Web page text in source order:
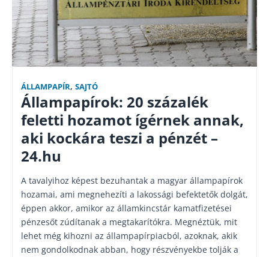
ÁLLAMPAPÍR, SAJTÓ
Állampapírok: 20 százalék
feletti hozamot ígérnek annak,
aki kockára teszi a pénzét –
24.hu
A tavalyihoz képest bezuhantak a magyar állampapírok
hozamai, ami megnehezíti a lakossági befektetők dolgát,
éppen akkor, amikor az államkincstár kamatfizetései
pénzesőt zúdítanak a megtakarítókra. Megnéztük, mit
lehet még kihozni az állampapírpiacból, azoknak, akik
nem gondolkodnak abban, hogy részvényekbe tolják a